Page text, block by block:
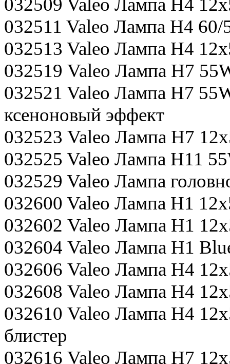
032509 Valeo Лампа Н4
032511 Valeo Лампа H4
032513 Valeo Лампа Н4
032519 Valeo Лампа H7
032521 Valeo Лампа H7
ксеноновый эффект
032523 Valeo Лампа Н7
032525 Valeo Лампа H11
032529 Valeo Лампа
032600 Valeo Лампа Н1
032602 Valeo Лампа Н1
032604 Valeo Лампа H1
032606 Valeo Лампа Н4
032608 Valeo Лампа Н4
032610 Valeo Лампа Н4
блистер
032616 Valeo Лампа Н7